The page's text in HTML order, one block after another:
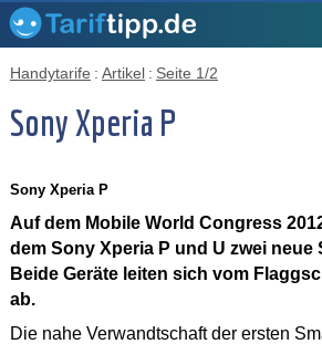
Handytarife : Artikel : Seite 1/2
Sony Xperia P
Sony Xperia P
Auf dem Mobile World Congress
dem Sony Xperia P und U zwei neue
Beide Geräte leiten sich vom
ab.
Die nahe Verwandtschaft der ersten